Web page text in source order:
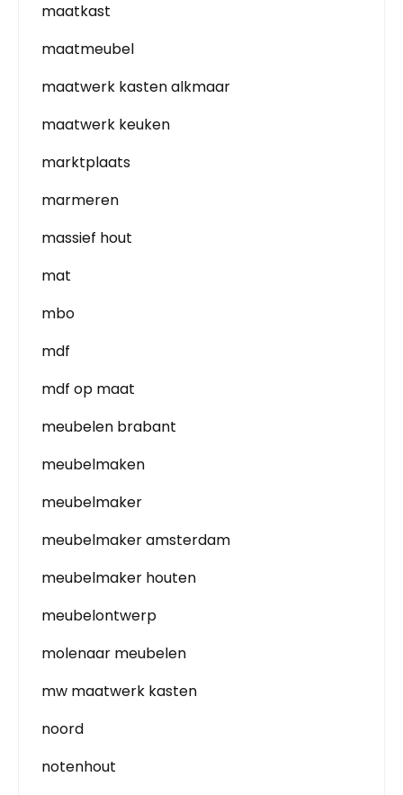
maatkast
maatmeubel
maatwerk kasten alkmaar
maatwerk keuken
marktplaats
marmeren
massief hout
mat
mbo
mdf
mdf op maat
meubelen brabant
meubelmaken
meubelmaker
meubelmaker amsterdam
meubelmaker houten
meubelontwerp
molenaar meubelen
mw maatwerk kasten
noord
notenhout